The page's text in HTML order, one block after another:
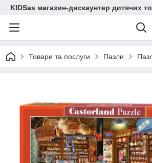
KIDSas магазин-дискаунтер дитячих
Товари та послуги Пазли